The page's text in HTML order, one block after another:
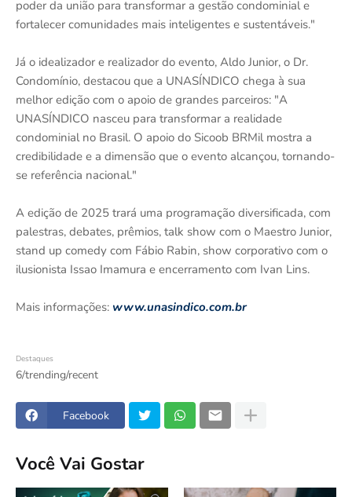
poder da união para transformar a gestão condominial e
fortalecer comunidades mais inteligentes e sustentáveis."
Já o idealizador e realizador do evento, Aldo Junior, o Dr.
Condomínio, destacou que a UNASÍNDICO chega à sua
melhor edição com o apoio de grandes parceiros: "A
UNASÍNDICO nasceu para transformar a realidade
condominial no Brasil. O apoio do Sicoob BRMil mostra a
credibilidade e a dimensão que o evento alcançou, tornando-
se referência nacional."
A edição de 2025 trará uma programação diversificada, com
palestras, debates, prêmios, talk show com o Maestro Junior,
stand up comedy com Fábio Rabin, show corporativo com o
ilusionista Issao Imamura e encerramento com Ivan Lins.
Mais informações: www.unasindico.com.br
Destaques
6/trending/recent
Facebook
Você Vai Gostar